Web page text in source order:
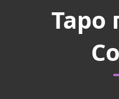
Таро